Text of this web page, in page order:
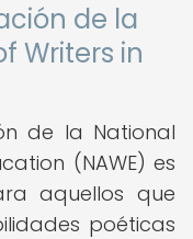
de la
Writers in
de la National
(NAWE) es
aquellos que
poéticas